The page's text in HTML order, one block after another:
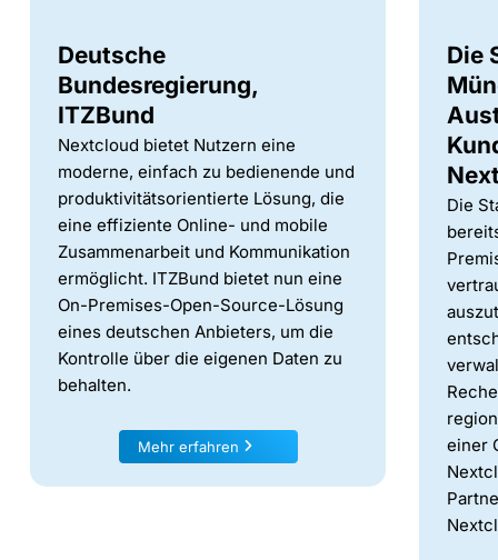
Deutsche
Bundesregierung,
ITZBund
Nextcloud bietet Nutzern eine
moderne, einfach zu bedienende und
produktivitätsorientierte Lösung, die
eine effiziente Online- und mobile
Zusammenarbeit und Kommunikation
ermöglicht. ITZBund bietet nun eine
On-Premises-Open-Source-Lösung
eines deutschen Anbieters, um die
Kontrolle über die eigenen Daten zu
behalten.
Mehr erfahren
Die
Die
einer